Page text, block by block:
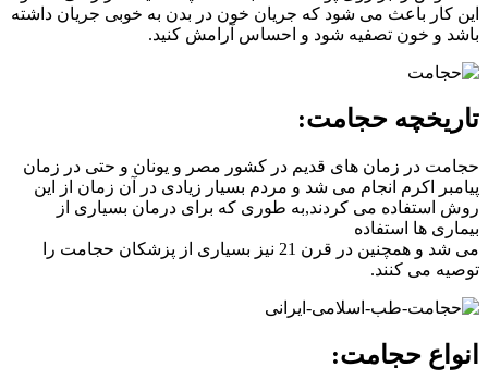
این کار باعث می شود که جریان خون در بدن به خوبی جریان داشته
باشد و خون تصفیه شود و احساس آرامش کنید.
تاریخچه حجامت:
حجامت در زمان های قدیم در کشور مصر و یونان و حتی در زمان
پیامبر اکرم انجام می شد و مردم بسیار زیادی در آن زمان از این
روش استفاده می کردند,به طوری که برای درمان بسیاری از
بیماری ها استفاده
می شد و همچنین در قرن 21 نیز بسیاری از پزشکان حجامت را
توصیه می کنند.
انواع حجامت: